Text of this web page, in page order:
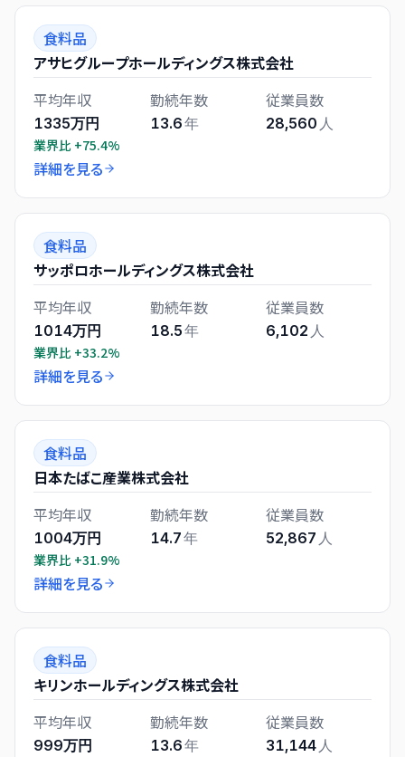
食料品
アサヒグループホールディングス株式会社
平均年収
1335万円
業界比 +75.4%
勤続年数
13.6年
従業員数
28,560 人
詳細を見る
食料品
サッポロホールディングス株式会社
平均年収
1014万円
業界比 +33.2%
勤続年数
18.5年
従業員数
6,102 人
詳細を見る
食料品
日本たばこ産業株式会社
平均年収
1004万円
業界比 +31.9%
勤続年数
14.7年
従業員数
52,867 人
詳細を見る
食料品
キリンホールディングス株式会社
平均年収
999万円
勤続年数
13.6年
従業員数
31,144 人